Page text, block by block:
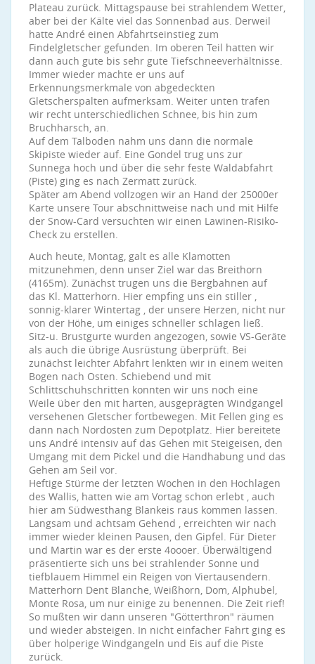
Plateau zurück. Mittagspause bei strahlendem Wetter,
aber bei der Kälte viel das Sonnenbad aus. Derweil
hatte André einen Abfahrtseinstieg zum
Findelgletscher gefunden. Im oberen Teil hatten wir
dann auch gute bis sehr gute Tiefschneeverhältnisse.
Immer wieder machte er uns auf
Erkennungsmerkmale von abgedeckten
Gletscherspalten aufmerksam. Weiter unten trafen
wir recht unterschiedlichen Schnee, bis hin zum
Bruchharsch, an.
Auf dem Talboden nahm uns dann die normale
Skipiste wieder auf. Eine Gondel trug uns zur
Sunnega hoch und über die sehr feste Waldabfahrt
(Piste) ging es nach Zermatt zurück.
Später am Abend vollzogen wir an Hand der 25000er
Karte unsere Tour abschnittweise nach und mit Hilfe
der Snow-Card versuchten wir einen Lawinen-Risiko-
Check zu erstellen.
Auch heute, Montag, galt es alle Klamotten
mitzunehmen, denn unser Ziel war das Breithorn
(4165m). Zunächst trugen uns die Bergbahnen auf
das Kl. Matterhorn. Hier empfing uns ein stiller ,
sonnig-klarer Wintertag , der unsere Herzen, nicht nur
von der Höhe, um einiges schneller schlagen ließ.
Sitz-u. Brustgurte wurden angezogen, sowie VS-Geräte
als auch die übrige Ausrüstung überprüft. Bei
zunächst leichter Abfahrt lenkten wir in einem weiten
Bogen nach Osten. Schiebend und mit
Schlittschuhschritten konnten wir uns noch eine
Weile über den mit harten, ausgeprägten Windgangel
versehenen Gletscher fortbewegen. Mit Fellen ging es
dann nach Nordosten zum Depotplatz. Hier bereitete
uns André intensiv auf das Gehen mit Steigeisen, den
Umgang mit dem Pickel und die Handhabung und das
Gehen am Seil vor.
Heftige Stürme der letzten Wochen in den Hochlagen
des Wallis, hatten wie am Vortag schon erlebt , auch
hier am Südwesthang Blankeis raus kommen lassen.
Langsam und achtsam Gehend , erreichten wir nach
immer wieder kleinen Pausen, den Gipfel. Für Dieter
und Martin war es der erste 4oooer. Überwältigend
präsentierte sich uns bei strahlender Sonne und
tiefblauem Himmel ein Reigen von Viertausendern.
Matterhorn Dent Blanche, Weißhorn, Dom, Alphubel,
Monte Rosa, um nur einige zu benennen. Die Zeit rief!
So mußten wir dann unseren "Götterthron" räumen
und wieder absteigen. In nicht einfacher Fahrt ging es
über holperige Windgangeln und Eis auf die Piste
zurück.